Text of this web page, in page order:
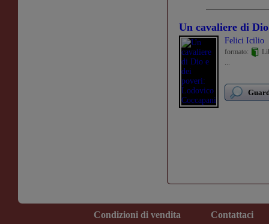
Un cavaliere di
Felici Icilio
formato:
...
Condizioni di vendita Contattaci